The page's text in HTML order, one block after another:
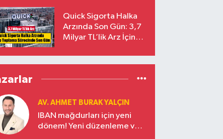
Quick Sigorta Halka
Arzında Son Gün: 3,7
Milyar TL’lik Arz İçin
Eriyor
AV. AHMET BURAK YALÇIN
IBAN mağdurları için yeni
dönem! Yeni düzenleme ve